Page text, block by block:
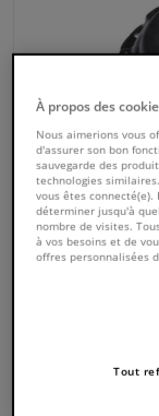
Pièces moteur &
Filtres & liquides
Bagages &
Fenêtres &
Numéro de produit
À propos des
Nous aimerions vous
d'assurer son bon
sauvegarde des
technologies
vous êtes
déterminer jusqu'à
nombre de visites.
à vos besoins et de
offres personnalisées
Tout